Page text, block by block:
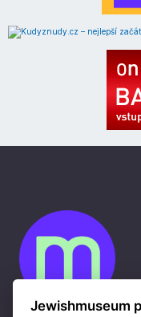
Jewishmuseum